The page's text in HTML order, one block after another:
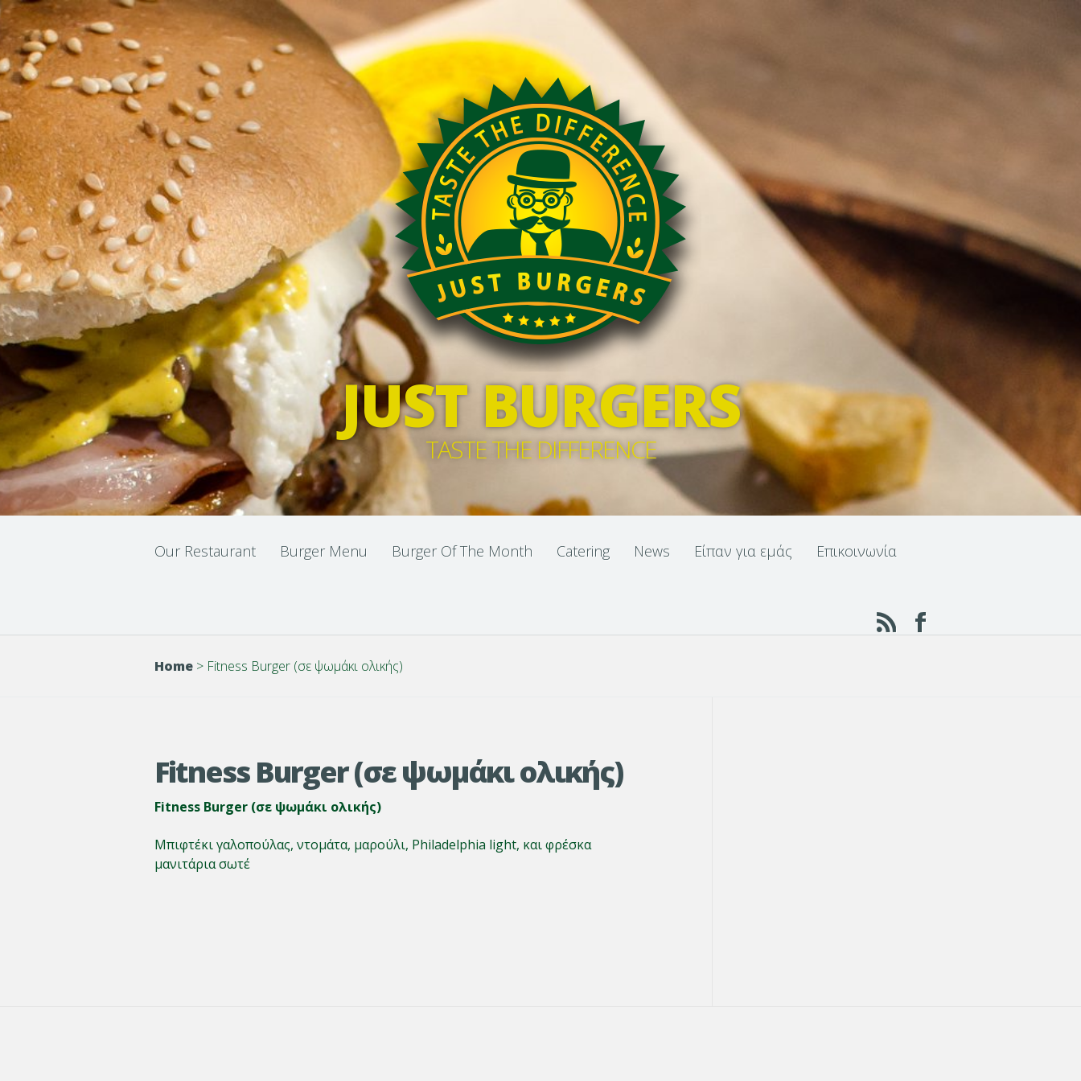
JUST BURGERS
TASTE THE DIFFERENCE
Our Restaurant Burger Menu Burger Of The Month Catering News Είπαν για εμάς Επικοινωνία
Home > Fitness Burger (σε ψωμάκι ολικής)
Fitness Burger (σε ψωμάκι ολικής)
Fitness Burger (σε ψωμάκι ολικής)
Μπιφτέκι γαλοπούλας, ντομάτα, μαρούλι, Philadelphia light, και φρέσκα
μανιτάρια σωτέ